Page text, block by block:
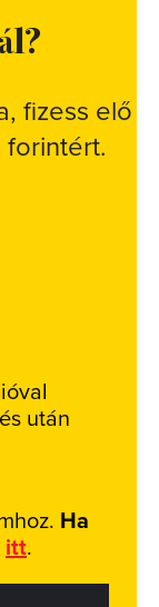
fizess elő
forintért.
után
Ha
itt.